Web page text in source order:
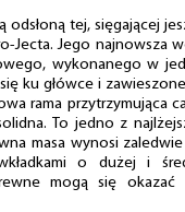
odsłoną tej, sięgającej
Jecta. Jego najnowsza
wykonanego w
ku główce i
rama przytrzymująca
To jedno z
masa wynosi
o dużej i
mogą się okazać